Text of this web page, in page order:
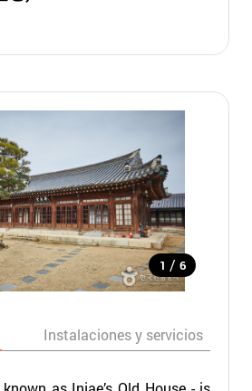
1 / 6
Instalaciones y servicios